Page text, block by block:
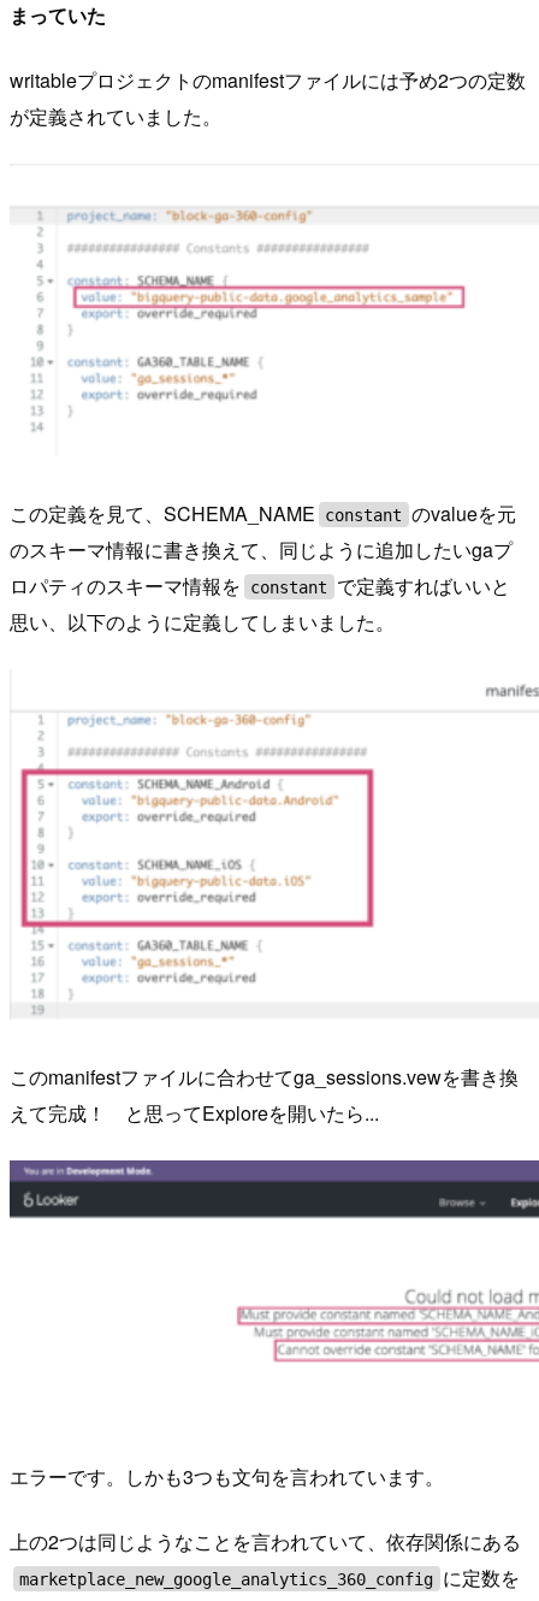
まっていた
writableプロジェクトのmanifestファイルには予め2つの定数
が定義されていました。
この定義を見て、SCHEMA_NAME constant のvalueを元
のスキーマ情報に書き換えて、同じように追加したいgaプ
ロパティのスキーマ情報を
constant
で定義すればいいと
思い、以下のように定義してしまいました。
このmanifestファイルに合わせてga_sessions.vewを書き換
えて完成！ と思ってExploreを開いたら...
エラーです。しかも3つも文句を言われています。
上の2つは同じようなことを言われていて、依存関係にある
marketplace_new_google_analytics_360_config に定数を